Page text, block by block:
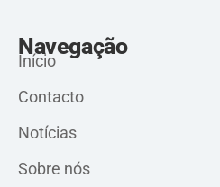
Navegação
Início
Contacto
Notícias
Sobre nós